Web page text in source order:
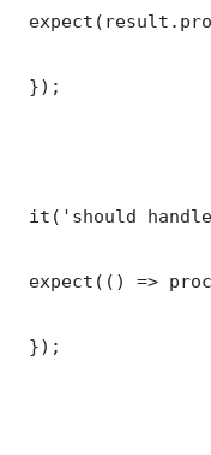
});
it('should
expect(() =>
});